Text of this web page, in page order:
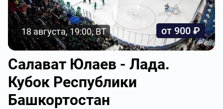
18 августа, 19:00, ВТ от 900 ₽
Салават Юлаев - Лада.
Кубок Республики
Башкортостан